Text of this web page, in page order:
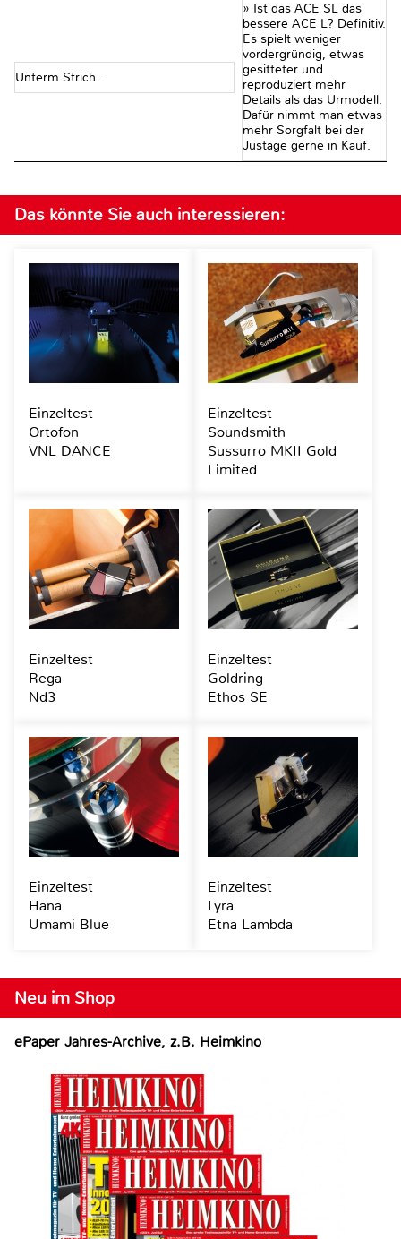
Unterm Strich...
» Ist das ACE SL das
bessere ACE L? Definitiv.
Es spielt weniger
vordergründig, etwas
gesitteter und
reproduziert mehr
Details als das Urmodell.
Dafür nimmt man etwas
mehr Sorgfalt bei der
Justage gerne in Kauf.
Neu im Shop
ePaper Jahres-Archive, z.B. Heimkino
Das könnte Sie auch interessieren:
Einzeltest
Ortofon
VNL DANCE
Einzeltest
Soundsmith
Sussurro MKII Gold
Limited
Einzeltest
Rega
Nd3
Einzeltest
Goldring
Ethos SE
Einzeltest
Hana
Umami Blue
Einzeltest
Lyra
Etna Lambda